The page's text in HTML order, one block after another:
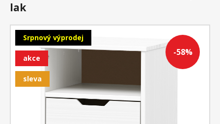
-58%
Srpnový výprodej
akce
sleva
lak